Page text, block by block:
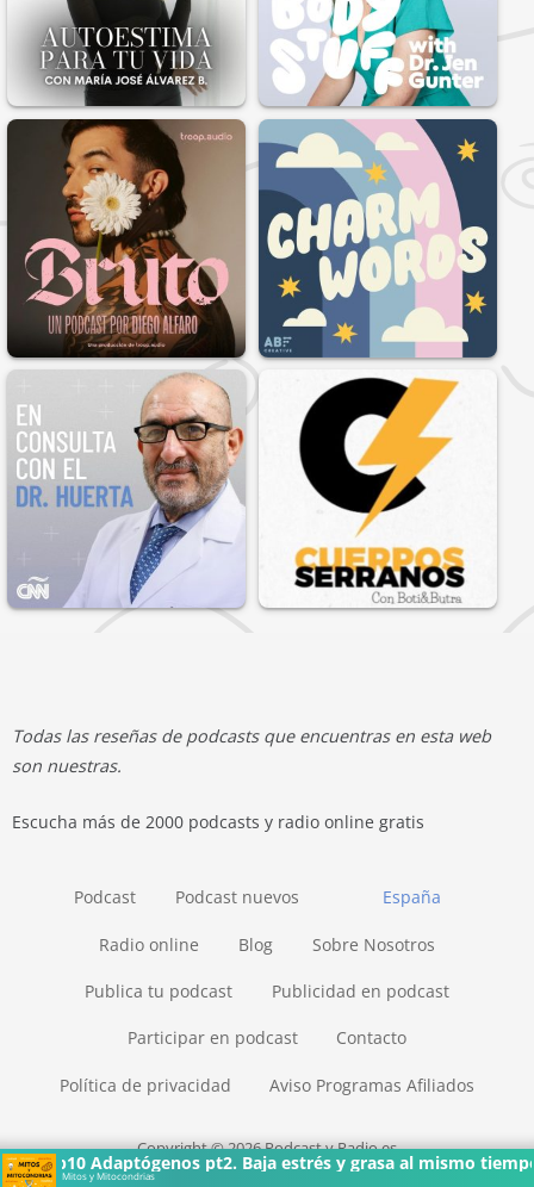
Ep10 Adaptógenos pt2. Baja estrés y grasa al mismo tiempo
Mitos y Mitocondrias
Todas las reseñas de podcasts que encuentras en esta web
son nuestras.
Escucha más de 2000 podcasts y radio online gratis
España
Podcast Podcast nuevos
Radio online Blog Sobre Nosotros
Publica tu podcast Publicidad en podcast
Participar en podcast Contacto
Política de privacidad Aviso Programas Afiliados
Copyright © 2026 Podcast y Radio.es